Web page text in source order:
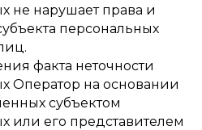
не нарушает права и
персональных
факта неточности
Оператор на основании
субъектом
или его представителем